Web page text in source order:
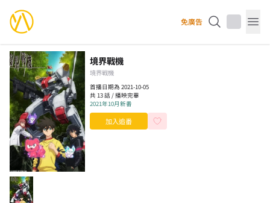
YourAnimes 你的動畫 免廣告
境界戰機
境界戦機
首播日期為 2021-10-05
共 13 話 / 播映完畢
2021年10月新番
加入追番